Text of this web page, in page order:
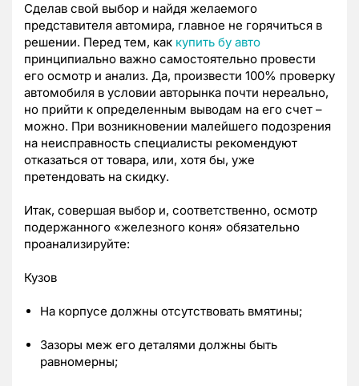
Сделав свой выбор и найдя желаемого
представителя автомира, главное не горячиться в
решении. Перед тем, как купить бу авто
принципиально важно самостоятельно провести
его осмотр и анализ. Да, произвести 100% проверку
автомобиля в условии авторынка почти нереально,
но прийти к определенным выводам на его счет –
можно. При возникновении малейшего подозрения
на неисправность специалисты рекомендуют
отказаться от товара, или, хотя бы, уже
претендовать на скидку.
Итак, совершая выбор и, соответственно, осмотр
подержанного «железного коня» обязательно
проанализируйте:
Кузов
На корпусе должны отсутствовать вмятины;
Зазоры меж его деталями должны быть
равномерны;